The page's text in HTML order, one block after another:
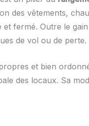
des vêtements,
fermé. Outre le gain
de vol ou de perte.
et bien
des locaux. Sa